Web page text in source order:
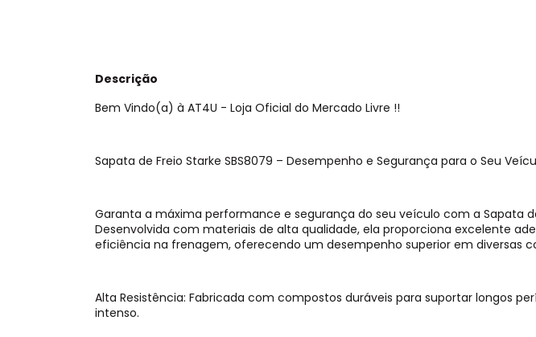
Descrição
Bem Vindo(a) à AT4U - Loja Oficial do Mercado Livre !!
Sapata de Freio Starke SBS8079 – Desempenho e Segurança para o Seu
Garanta a máxima performance e segurança do seu veículo com a Sapata
Desenvolvida com materiais de alta qualidade, ela proporciona excelente
eficiência na frenagem, oferecendo um desempenho superior em diversas
Alta Resistência: Fabricada com compostos duráveis para suportar longos
intenso.